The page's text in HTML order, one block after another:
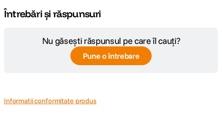
Întrebări și răspunsuri
Nu găsești răspunsul pe care îl cauți?
Pune o întrebare
Informatii conformitate produs